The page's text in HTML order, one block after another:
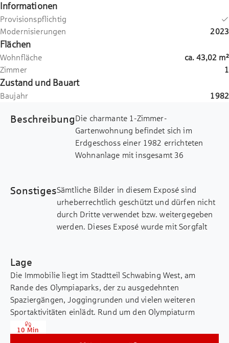
Informationen
Provisionspflichtig
Modernisierungen
2023
Flächen
Wohnfläche ca. 43,02 m²
Zimmer
1
Zustand und Bauart
Baujahr 1982
BeschreibungDie charmante 1-Zimmer-
Gartenwohnung befindet sich im
Erdgeschoss einer 1982 errichteten
Wohnanlage mit insgesamt 36
schafft ein angenehmes Raumgefühl
und flexible Einrichtungsmöglichkeiten.
Ein neuwertiger Laminatboden sorgt
für modernes und dennoch warmes
verfügt über eine bodengleiche XXL-
Dusche, einen formschönen Waschtisch
und ein WC. Gekocht wird in einer
kompakten, geschickt integrierten
SonstigesSämtliche Bilder in diesem Exposé sind
urheberrechtlich geschützt und dürfen nicht
durch Dritte verwendet bzw. weitergegeben
werden. Dieses Exposé wurde mit Sorgfalt
für deren Richtigkeit und Vollständigkeit
können wir nicht übernehmen.
Lage
Die Immobilie liegt im Stadtteil Schwabing West, am
Rande des Olympiaparks, der zu ausgedehnten
Spaziergängen, Joggingrunden und vielen weiteren
Sportaktivitäten einlädt. Rund um den Olympiaturm
finden außerdem ganzjährig zahlreiche Events statt. Die
Lage ist ideal für Singles, die urbanes Leben, zahlreiche
10 Min